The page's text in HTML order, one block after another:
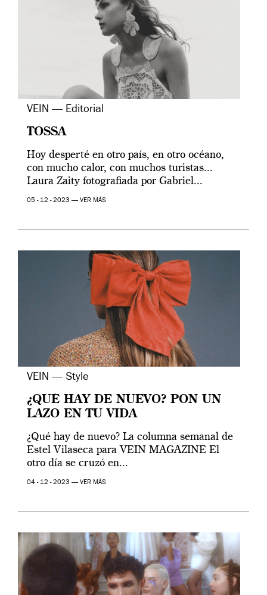
VEIN — Editorial
TOSSA
Hoy desperté en otro país, en otro océano,
con mucho calor, con muchos turistas...
Laura Zaity fotografiada por Gabriel...
05 - 12 - 2023 — VER MÁS
VEIN — Style
¿QUÉ HAY DE NUEVO? PON UN
LAZO EN TU VIDA
¿Qué hay de nuevo? La columna semanal de
Estel Vilaseca para VEIN MAGAZINE El
otro día se cruzó en...
04 - 12 - 2023 — VER MÁS